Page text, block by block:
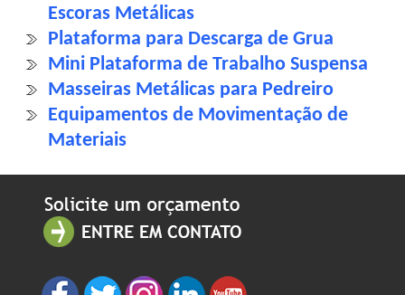
Escoras Metálicas
Plataforma para Descarga de Grua
Mini Plataforma de Trabalho Suspensa
Masseiras Metálicas para Pedreiro
Equipamentos de Movimentação de
Materiais